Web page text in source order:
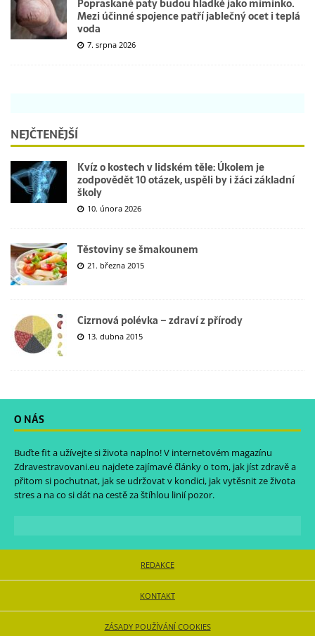
Popraskané paty budou hladké jako miminko.
Mezi účinné spojence patří jablečný ocet i teplá
voda
7. srpna 2026
NEJČTENĚJŠÍ
Kvíz o kostech v lidském těle: Úkolem je
zodpovědět 10 otázek, uspěli by i žáci základní
školy
10. února 2026
Těstoviny se šmakounem
21. března 2015
Cizrnová polévka – zdraví z přírody
13. dubna 2015
O NÁS
Buďte fit a užívejte si života naplno! V internetovém magazínu
Zdravestravovani.eu najdete zajímavé články o tom, jak jíst zdravě a
přitom si pochutnat, jak se udržovat v kondici, jak vytěsnit ze života
stres a na co si dát na cestě za štíhlou linií pozor.
REDAKCE
KONTAKT
ZÁSADY POUŽÍVÁNÍ COOKIES